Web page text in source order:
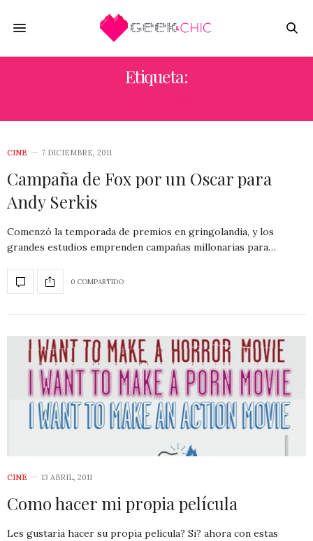
Etiqueta:
CINE 7 DICIEMBRE, 2011
Campaña de Fox por un Oscar para
Andy Serkis
Comenzó la temporada de premios en gringolandia, y los
grandes estudios emprenden campañas millonarias para…
0 COMPARTIDO
CINE 13 ABRIL, 2011
Como hacer mi propia película
Les gustaría hacer su propia película? Si? ahora con estas